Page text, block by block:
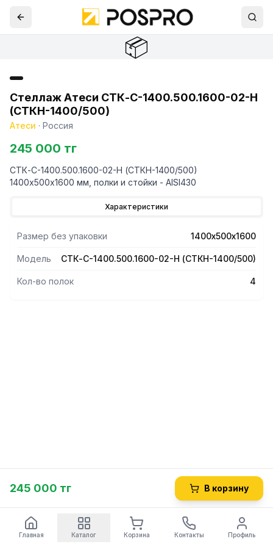
📦
Стеллаж Атеси СТК-С-1400.500.1600-02-Н
(СТКН-1400/500)
Атеси · Россия
245 000 тг
СТК-С-1400.500.1600-02-Н (СТКН-1400/500)
1400х500х1600 мм, полки и стойки - AISI430
Характеристики
Размер без упаковки 1400х500х1600
Модель СТК-С-1400.500.1600-02-Н (СТКН-1400/500)
Кол-во полок 4
245 000 тг В корзину
Главная Каталог Корзина Контакты Профиль